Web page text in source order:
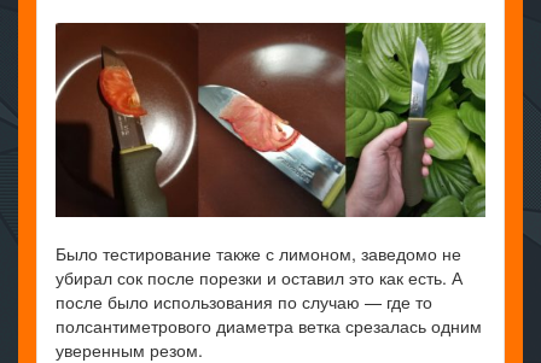
Было тестирование также с лимоном, заведомо не
убирал сок после порезки и оставил это как есть. А
после было использования по случаю — где то
полсантиметрового диаметра ветка срезалась одним
уверенным резом.